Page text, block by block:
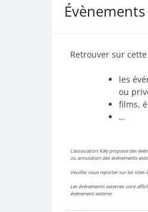
Évènements
Retrouver sur
les
ou
films,
…
L’association Kaly propose des
ou annulation des événements
Veuillez vous reporter sur les sites
Les événements externes sont
événement externe.